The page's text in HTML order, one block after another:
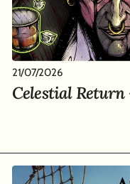
21/07/2026
Celestial Return